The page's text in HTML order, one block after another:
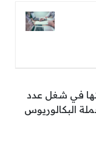
في شغل عدد
البكالوريوس